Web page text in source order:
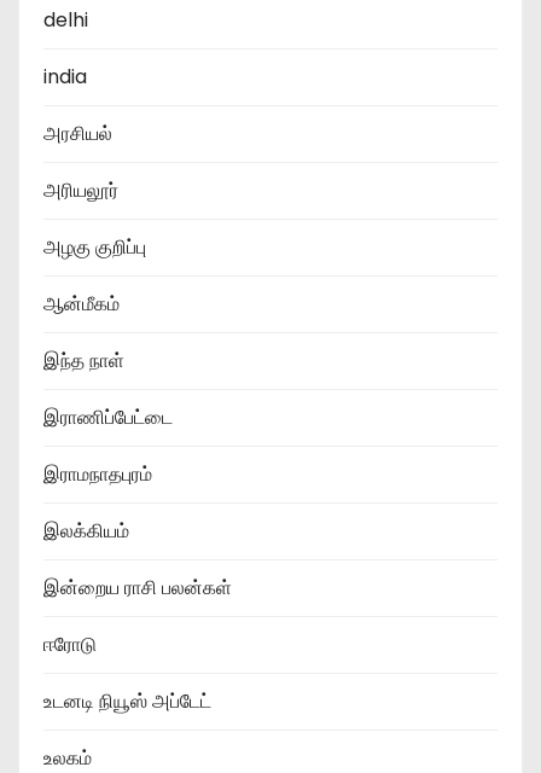
delhi
india
அரசியல்
அரியலூர்
அழகு குறிப்பு
ஆன்மீகம்
இந்த நாள்
இராணிப்பேட்டை
இராமநாதபுரம்
இலக்கியம்
இன்றைய ராசி பலன்கள்
ஈரோடு
உடனடி நியூஸ் அப்டேட்
உலகம்